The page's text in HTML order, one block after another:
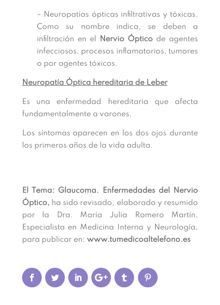
– Neuropatías ópticas infiltrativas y tóxicas.
Como su nombre indica, se deben a
infiltración en el
Nervio Óptico de agentes
infecciosos, procesos inflamatorios, tumores
o por agentes tóxicos.
Neuropatía Óptica hereditaria de Leber
Es una enfermedad hereditaria que afecta
fundamentalmente a varones.
Los síntomas aparecen en los dos ojos durante
los primeros años de la vida adulta.
El Tema: Glaucoma. Enfermedades del Nervio
Óptico, ha sido revisado, elaborado y resumido
por la Dra. María Julia Romero Martín,
Especialista en Medicina Interna y Neurología,
para publicar en: www.tumedicoaltelefono.es